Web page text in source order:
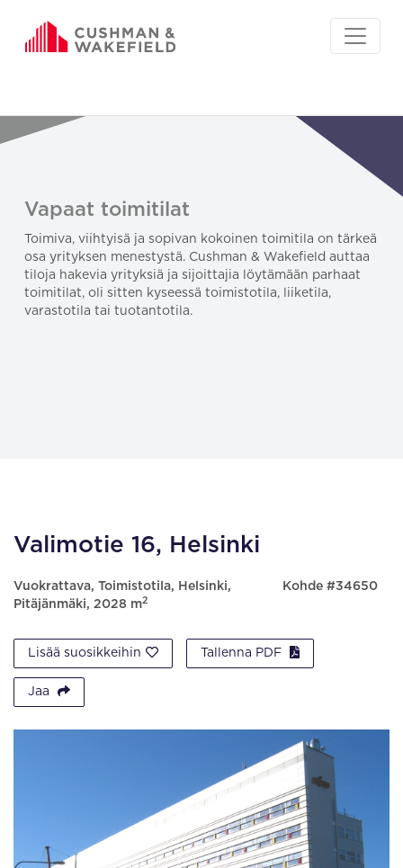
Vapaat toimitilat
Toimiva, viihtyisä ja sopivan kokoinen toimitila on tärkeä
osa yrityksen menestystä. Cushman & Wakefield auttaa
tiloja hakevia yrityksiä ja sijoittajia löytämään parhaat
toimitilat, oli sitten kyseessä toimistotila, liiketila,
varastotila tai tuotantotila.
Valimotie 16, Helsinki
Vuokrattava, Toimistotila, Helsinki,
Pitäjänmäki, 2028 m2
Kohde #34650
Lisää suosikkeihin Tallenna PDF
Jaa